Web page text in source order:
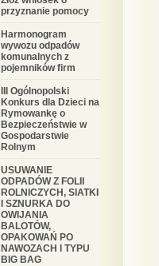
przyznanie pomocy
Harmonogram
wywozu odpadów
komunalnych z
pojemników firm
III Ogólnopolski
Konkurs dla Dzieci na
Rymowankę o
Bezpieczeństwie w
Gospodarstwie
Rolnym
USUWANIE
ODPADÓW Z FOLII
ROLNICZYCH, SIATKI
I SZNURKA DO
OWIJANIA
BALOTÓW,
OPAKOWAŃ PO
NAWOZACH I TYPU
BIG BAG